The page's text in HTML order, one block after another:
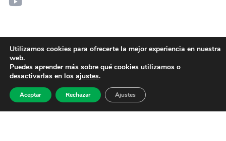
Utilizamos cookies para ofrecerte la mejor experiencia en nuestra
web.
Puedes aprender más sobre qué cookies utilizamos o
desactivarlas en los ajustes.
Aceptar Rechazar Ajustes